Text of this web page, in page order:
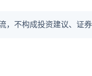
，不构成投资建议、证券